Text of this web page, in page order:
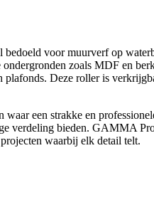
voor muurverf op
zoals MDF en
plafonds. Deze roller is
een strakke en
verdeling bieden. GAMMA
waarbij elk detail telt.